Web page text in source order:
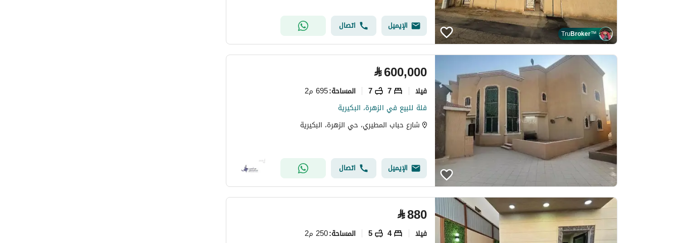
TruBroker™
الإيميل اتصال
⃁600,000
فیلا 7
7 المساحة:695 م2
فلة للبيع في الزهرة، البكيرية
شارع حباب المطيري، حي الزهرة، البكيرية
الإيميل اتصال
⃁880
فیلا 4
5 المساحة:250 م2